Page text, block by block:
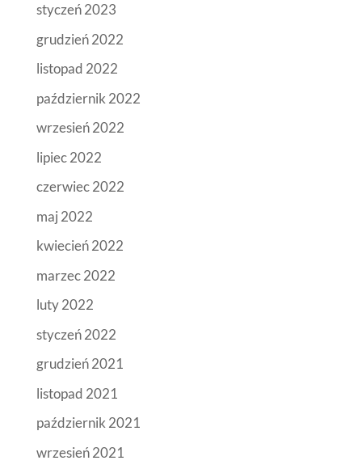
styczeń 2023
grudzień 2022
listopad 2022
październik 2022
wrzesień 2022
lipiec 2022
czerwiec 2022
maj 2022
kwiecień 2022
marzec 2022
luty 2022
styczeń 2022
grudzień 2021
listopad 2021
październik 2021
wrzesień 2021